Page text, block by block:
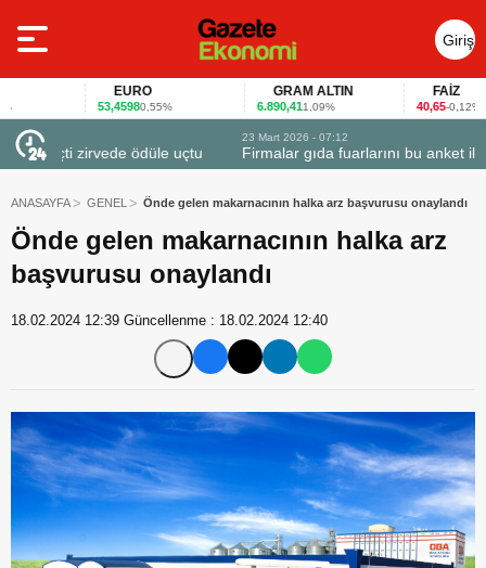
Giriş
Yap
EURO
53,45980,55%
GRAM ALTIN
6.890,411,09%
FAİZ
40,65-0,12%
Firmalar gıda fuarlarını bu anket ile değerlendirdi
ANASAYFA GENEL Önde gelen makarnacının halka arz başvurusu onaylandı
Önde gelen makarnacının halka arz
başvurusu onaylandı
18.02.2024 12:39 Güncellenme : 18.02.2024 12:40